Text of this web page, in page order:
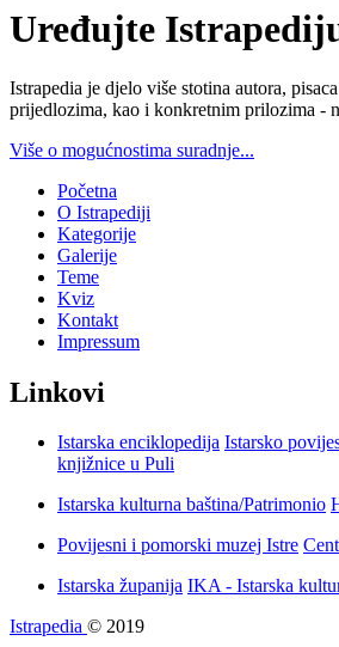
Uređujte
Istrapedia je djelo više stotina autora,
prijedlozima, kao i konkretnim prilozima -
Više o mogućnostima suradnje...
Početna
O Istrapediji
Kategorije
Galerije
Teme
Kviz
Kontakt
Impressum
Linkovi
Istarska enciklopedija Istarsko
knjižnice u Puli
Istarska kulturna baština/Patrimonio
Povijesni i pomorski muzej Istre
Istarska županija IKA - Istarska
Istrapedia © 2019